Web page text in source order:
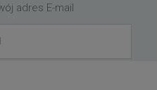
adres E-mail